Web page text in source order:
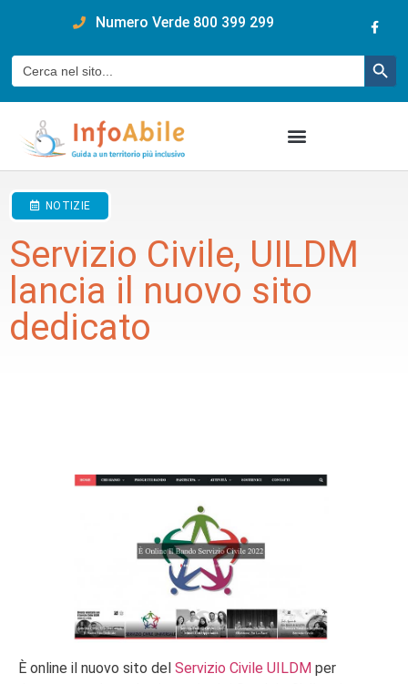
Numero Verde 800 399 299
Cerca:
NOTIZIE
Servizio Civile, UILDM
lancia il nuovo sito
dedicato
È online il nuovo sito del Servizio Civile UILDM per